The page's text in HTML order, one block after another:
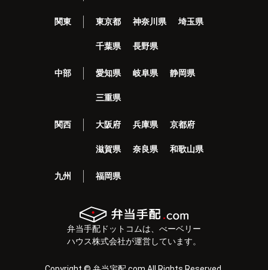
関東 東京都 神奈川県 埼玉県
千葉県 長野県
中部 愛知県 岐阜県 静岡県
三重県
関西 大阪府 兵庫県 京都府
滋賀県 奈良県 和歌山県
九州 福岡県
弁当手配ドットコムは、べーベリー
ハウス株式会社が運営しています。